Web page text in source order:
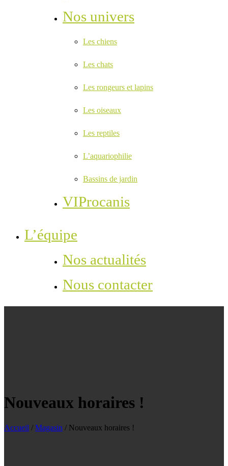
Nos univers
Les chiens
Les chats
Les rongeurs et lapins
Les oiseaux
Les reptiles
L’aquariophilie
Bassins de jardin
VIProcanis
L’équipe
Nos actualités
Nous contacter
Nouveaux horaires !
Accueil / Magasin / Nouveaux horaires !